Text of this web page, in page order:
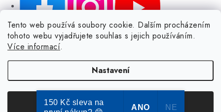
Tento web používá soubory cookie. Dalším procházením
tohoto webu vyjadřujete souhlas s jejich používáním.
Více informací.
Nastavení
Souhlasím
NIKARO, s.r.o.- Dokoše.cz, Veselka 48, 259 01 Olbramovice -
Votice, ČESKÁ REPUBLIKA
Podle zákona o evidenci tržeb je prodávající povinen vystavit
Zároveň je povinen zaevidovat přijatou tržbu u správce daně online; v
případě technického výpadku pak nejpozději do 48 hodin.
150 Kč sleva na
ANO NE